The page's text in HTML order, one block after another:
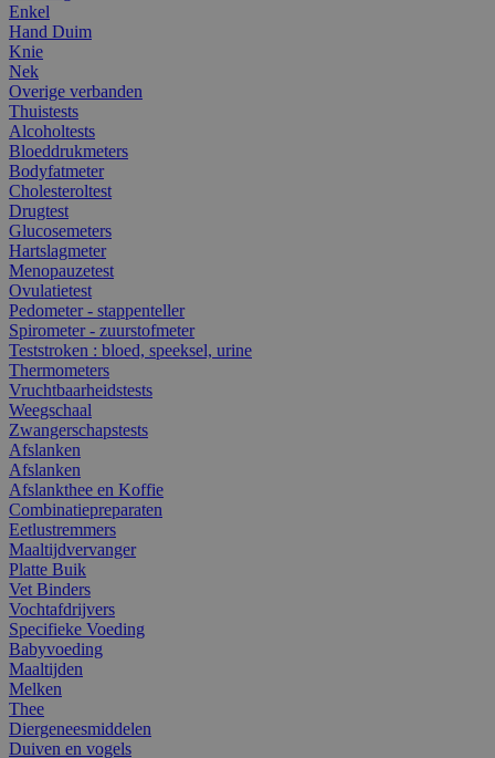
Enkel
Hand Duim
Knie
Nek
Overige verbanden
Thuistests
Alcoholtests
Bloeddrukmeters
Bodyfatmeter
Cholesteroltest
Drugtest
Glucosemeters
Hartslagmeter
Menopauzetest
Ovulatietest
Pedometer - stappenteller
Spirometer - zuurstofmeter
Teststroken : bloed, speeksel, urine
Thermometers
Vruchtbaarheidstests
Weegschaal
Zwangerschapstests
Afslanken
Afslanken
Afslankthee en Koffie
Combinatiepreparaten
Eetlustremmers
Maaltijdvervanger
Platte Buik
Vet Binders
Vochtafdrijvers
Specifieke Voeding
Babyvoeding
Maaltijden
Melken
Thee
Diergeneesmiddelen
Duiven en vogels